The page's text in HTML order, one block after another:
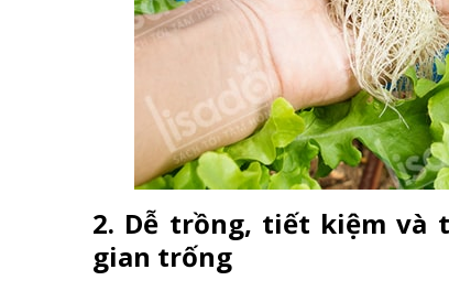
2. Dễ trồng, tiết kiệm và
gian trống